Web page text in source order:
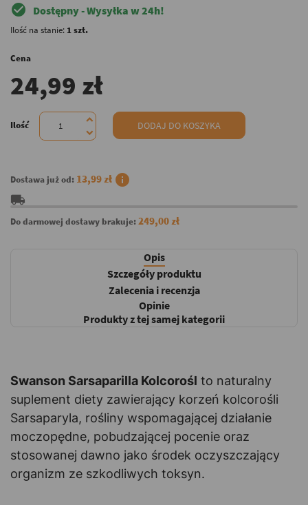
check_circle Dostępny - Wysyłka w 24h!
Ilość na stanie: 1 szt.
Cena
24,99 zł
Ilość DODAJ DO KOSZYKA
Dostawa już od: 13,99 zł info
local_shipping
Do darmowej dostawy brakuje:249,00 zł
Opis
Szczegóły produktu
Zalecenia i recenzja
Opinie
Produkty z tej samej kategorii
Swanson Sarsaparilla Kolcorośl to naturalny
suplement diety zawierający korzeń kolcorośli
Sarsaparyla, rośliny wspomagającej działanie
moczopędne, pobudzającej pocenie oraz
stosowanej dawno jako środek oczyszczający
organizm ze szkodliwych toksyn.